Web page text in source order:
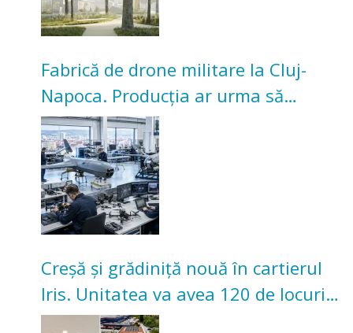
Fabrică de drone militare la Cluj-
Napoca. Producția ar urma să
înceapă în toamna acestui an
Creșă și grădiniță nouă în cartierul
Iris. Unitatea va avea 120 de locuri
pentru copii